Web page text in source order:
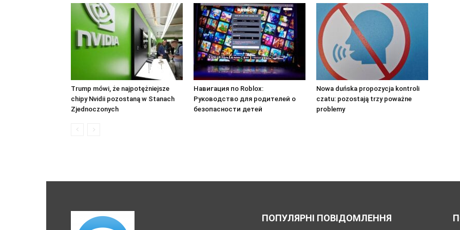
Trump mówi, że najpotężniejsze
chipy Nvidii pozostaną w Stanach
Zjednoczonych
Навигация по Roblox:
Руководство для родителей о
безопасности детей
Nowa duńska propozycja kontroli
czatu: pozostają trzy poważne
problemy
ПОПУЛЯРНІ ПОВІДОМЛЕННЯ